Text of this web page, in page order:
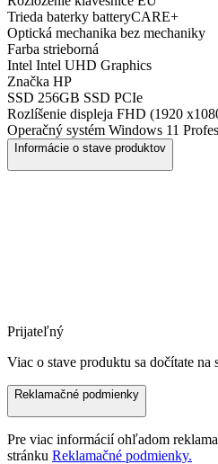
Trieda baterky batteryCARE+
Optická mechanika bez mechaniky
Farba strieborná
Intel Intel UHD Graphics
Značka HP
SSD 256GB SSD PCIe
Rozlíšenie displeja FHD (1920
Operačný systém Windows 11
Informácie o stave produktov
Prijateľný
Viac o stave produktu sa dočítate na
Reklamačné podmienky
Pre viac informácií ohľadom
stránku Reklamačné podmienky.